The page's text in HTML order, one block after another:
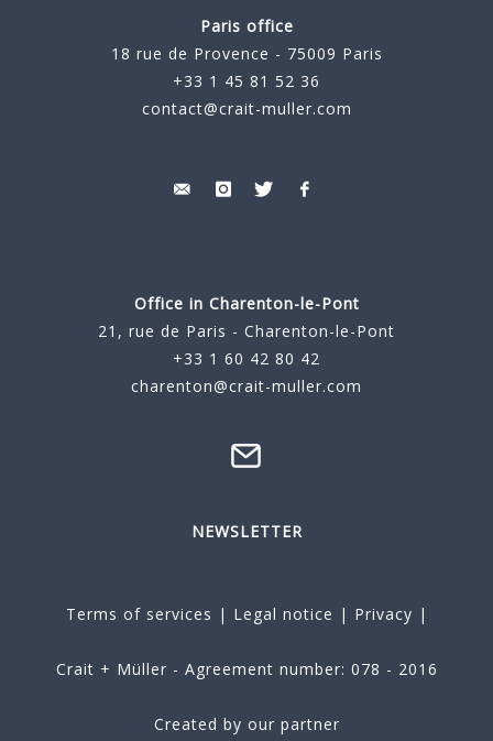
Paris office
18 rue de Provence - 75009 Paris
+33 1 45 81 52 36
contact@crait-muller.com
Office in Charenton-le-Pont
21, rue de Paris - Charenton-le-Pont
+33 1 60 42 80 42
charenton@crait-muller.com
NEWSLETTER
Terms of services | Legal notice | Privacy |
Crait + Müller - Agreement number: 078 - 2016
Created by our partner